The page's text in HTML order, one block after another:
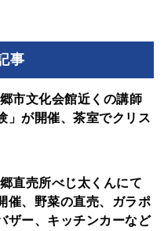
事
市文化会館近くの講師
」が開催、茶室でクリス
直売所べじ太くんにて
催、野菜の直売、ガラポ
ザー、キッチンカーなど